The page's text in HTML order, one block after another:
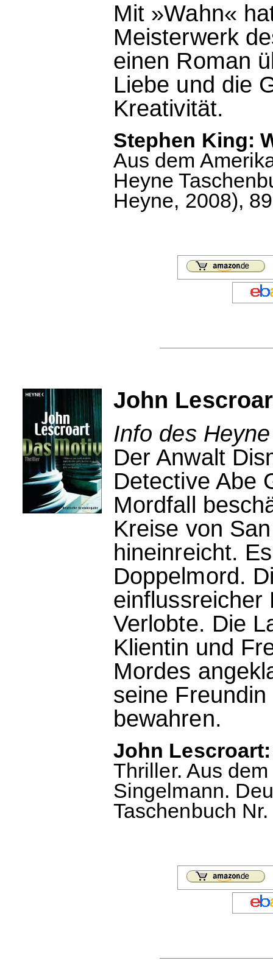
Mit »Wahn«
Meisterwerk
einen Roman
Liebe und die
Kreativität.
Stephen King:
Aus dem
Heyne
Heyne, 2008),
John
Info des
Der Anwalt
Detective Abe
Mordfall
Kreise von
hineinreicht.
Doppelmord.
einflussreicher
Verlobte. Die
Klientin und
Mordes
seine
bewahren.
John
Thriller. Aus
Singelmann.
Taschenbuch